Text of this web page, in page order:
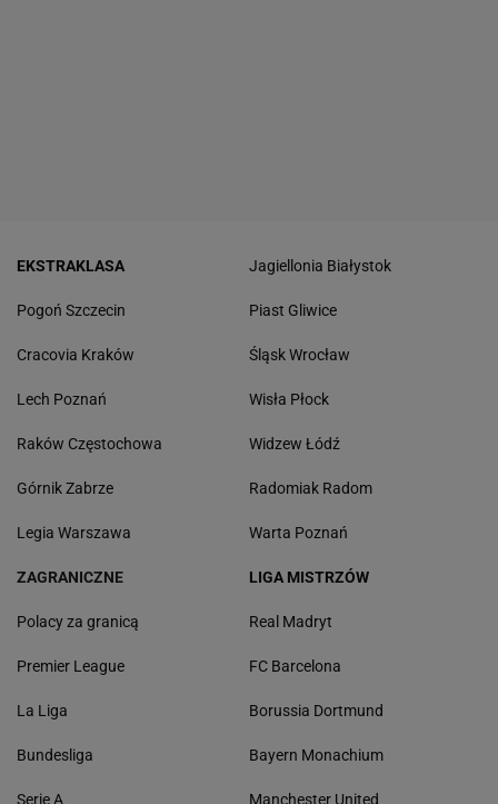
EKSTRAKLASA
Pogoń Szczecin
Cracovia Kraków
Lech Poznań
Raków Częstochowa
Górnik Zabrze
Legia Warszawa
Jagiellonia Białystok
Piast Gliwice
Śląsk Wrocław
Wisła Płock
Widzew Łódź
Radomiak Radom
Warta Poznań
ZAGRANICZNE
Polacy za granicą
Premier League
La Liga
Bundesliga
Serie A
LIGA MISTRZÓW
Real Madryt
FC Barcelona
Borussia Dortmund
Bayern Monachium
Manchester United